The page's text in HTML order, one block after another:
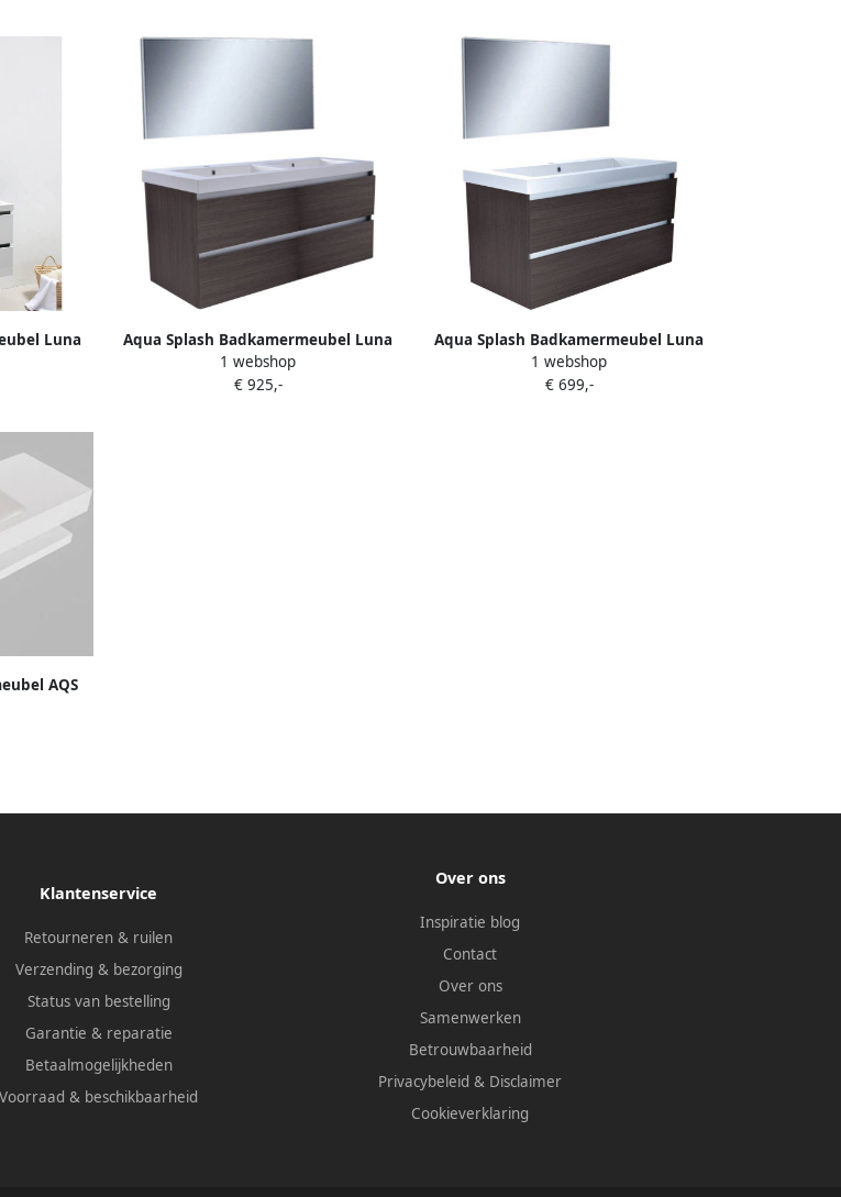
Luna
Aqua Splash Badkamermeubel Luna
120X47 Houtnerf Grijs
1 webshop
€ 925,-
Aqua Splash Badkamermeubel Luna
100X47 Grey Oak
1 webshop
€ 699,-
AQS
Solid
Ibiza 120
Klantenservice
Retourneren & ruilen
Verzending & bezorging
Status van bestelling
Garantie & reparatie
Betaalmogelijkheden
Voorraad & beschikbaarheid
Over ons
Inspiratie blog
Contact
Over ons
Samenwerken
Betrouwbaarheid
Privacybeleid & Disclaimer
Cookieverklaring